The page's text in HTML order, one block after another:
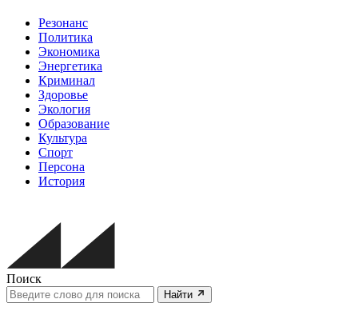
Резонанс
Политика
Экономика
Энергетика
Криминал
Здоровье
Экология
Образование
Культура
Спорт
Персона
История
Поиск
Найти